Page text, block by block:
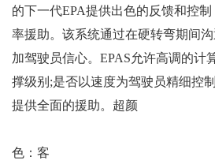
的下一代EPA提供出色的反馈和控
率援助。该系统通过在硬转弯期间
加驾驶员信心。EPAS允许高调的计
撑级别;是否以速度为驾驶员精细控
提供全面的援助。超颜
色：客